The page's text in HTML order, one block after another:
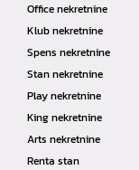
Office nekretnine
Klub nekretnine
Spens nekretnine
Stan nekretnine
Play nekretnine
King nekretnine
Arts nekretnine
Renta stan